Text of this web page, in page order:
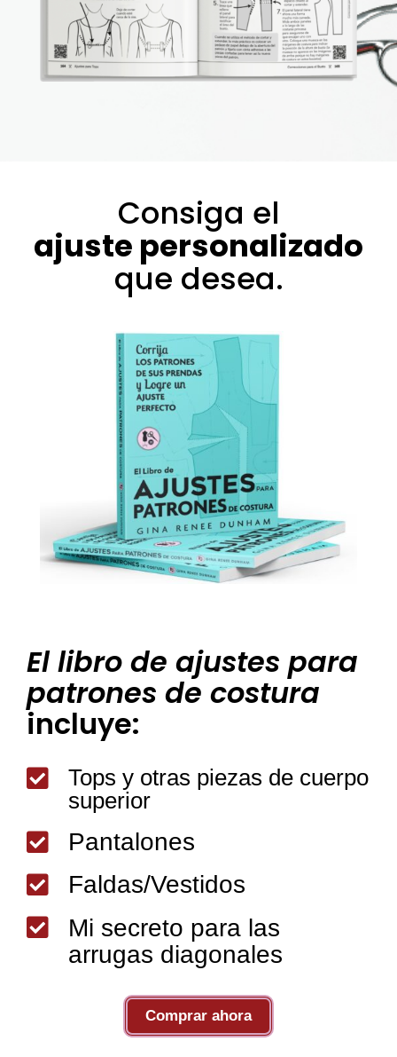
El libro de ajustes para
patrones de costura
incluye:

Tops y otras piezas de cuerpo
superior
 Pantalones
 Faldas/Vestidos

Mi secreto para las
arrugas diagonales
Comprar ahora
Consiga el
ajuste personalizado
que desea.